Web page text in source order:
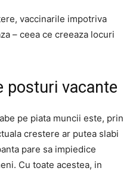
vaccinarile impotriva
– ceea ce creeaza locuri
posturi vacante
pe piata muncii este, prin
crestere ar putea slabi
pare sa impiedice
Cu toate acestea, in